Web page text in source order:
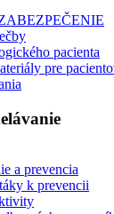
pacienta
pre
a prevencia
k prevencii